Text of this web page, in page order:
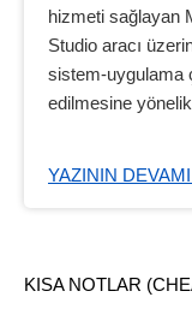
hizmeti sağlayan
Studio aracı
sistem-uygulama
edilmesine yönelik
YAZININ
KISA NOTLAR